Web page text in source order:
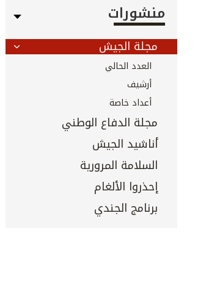
منشورات
مجلة الجيش
العدد الحالي
أرشيف
أعداد خاصة
مجلة الدفاع الوطني
أناشيد الجيش
السلامة المرورية
إحذروا الألغام
برنامج الجندي